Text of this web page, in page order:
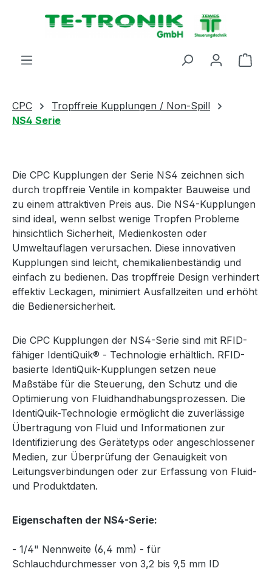
springen
CPC
Tropffreie Kupplungen / Non-Spill
NS4 Serie
Die CPC Kupplungen der Serie NS4 zeichnen sich
durch tropffreie Ventile in kompakter Bauweise und
zu einem attraktiven Preis aus. Die NS4-Kupplungen
sind ideal, wenn selbst wenige Tropfen Probleme
hinsichtlich Sicherheit, Medienkosten oder
Umweltauflagen verursachen. Diese innovativen
Kupplungen sind leicht, chemikalienbeständig und
einfach zu bedienen. Das tropffreie Design verhindert
effektiv Leckagen, minimiert Ausfallzeiten und erhöht
die Bedienersicherheit.
Die CPC Kupplungen der NS4-Serie sind mit RFID-
fähiger IdentiQuik® - Technologie erhältlich. RFID-
basierte IdentiQuik-Kupplungen setzen neue
Maßstäbe für die Steuerung, den Schutz und die
Optimierung von Fluidhandhabungsprozessen. Die
IdentiQuik-Technologie ermöglicht die zuverlässige
Übertragung von Fluid und Informationen zur
Identifizierung des Gerätetyps oder angeschlossener
Medien, zur Überprüfung der Genauigkeit von
Leitungsverbindungen oder zur Erfassung von Fluid-
und Produktdaten.
Eigenschaften der NS4-Serie:
- 1/4" Nennweite (6,4 mm) - für
Schlauchdurchmesser von 3,2 bis 9,5 mm ID